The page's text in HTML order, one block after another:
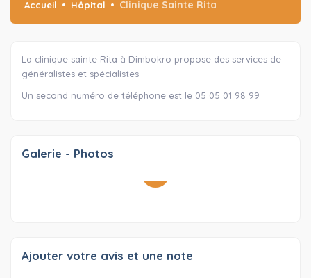
Accueil Hôpital Clinique Sainte Rita
La clinique sainte Rita à Dimbokro propose des services de
généralistes et spécialistes
Un second numéro de téléphone est le 05 05 01 98 99
Galerie - Photos
Ajouter votre avis et une note